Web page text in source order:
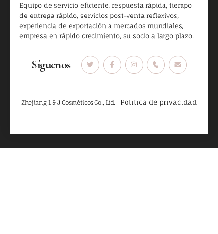
Equipo de servicio eficiente, respuesta rápida, tiempo
de entrega rápido, servicios post-venta reflexivos,
experiencia de exportación a mercados mundiales,
empresa en rápido crecimiento, su socio a largo plazo.
Síguenos
Zhejiang L & J Cosméticos Co., Ltd. Política de privacidad